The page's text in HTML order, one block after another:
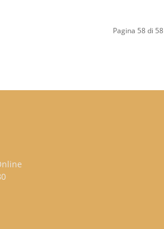
Pagina 58 di 58